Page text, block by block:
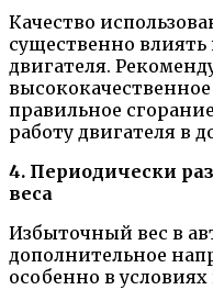
Качество
существенно влиять
двигателя.
правильное
работу двигателя в
4. Периодически
веса
Избыточный вес в
дополнительное
особенно в